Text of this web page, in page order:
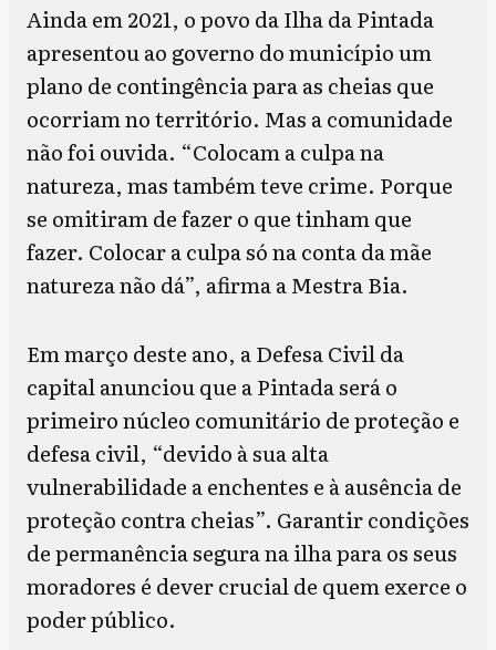
Ainda em 2021, o povo da Ilha da Pintada
apresentou ao governo do município um
plano de contingência para as cheias que
ocorriam no território. Mas a comunidade
não foi ouvida. “Colocam a culpa na
natureza, mas também teve crime. Porque
se omitiram de fazer o que tinham que
fazer. Colocar a culpa só na conta da mãe
natureza não dá”, afirma a Mestra Bia.
Em março deste ano, a Defesa Civil da
capital anunciou que a Pintada será o
primeiro núcleo comunitário de proteção e
defesa civil, “devido à sua alta
vulnerabilidade a enchentes e à ausência de
proteção contra cheias”. Garantir condições
de permanência segura na ilha para os seus
moradores é dever crucial de quem exerce o
poder público.